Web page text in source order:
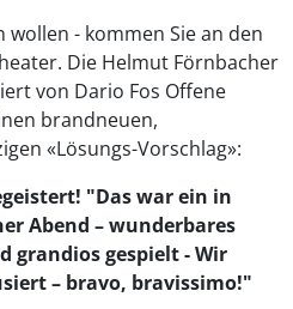
wollen - kommen Sie an den
Die Helmut Förnbacher
von Dario Fos Offene
brandneuen,
«Lösungs-Vorschlag»:
"Das war ein in
Abend – wunderbares
grandios gespielt - Wir
– bravo, bravissimo!"